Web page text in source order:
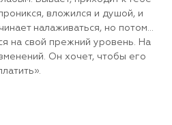
вложился и душой, и
налаживаться, но потом…
на свой прежний уровень. На
Он хочет, чтобы его